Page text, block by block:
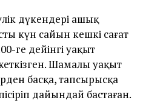
дүкендері ашық
күн сайын кешкі сағат
ге дейінгі уақыт
Шамалы уақыт
басқа, тапсырысқа
дайындай бастаған.